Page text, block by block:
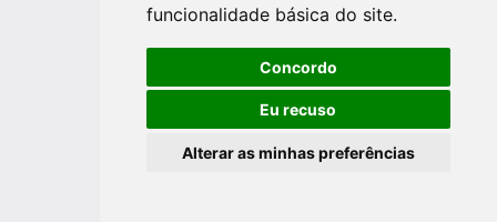
funcionalidade básica do site.
Concordo
Eu recuso
Alterar as minhas preferências